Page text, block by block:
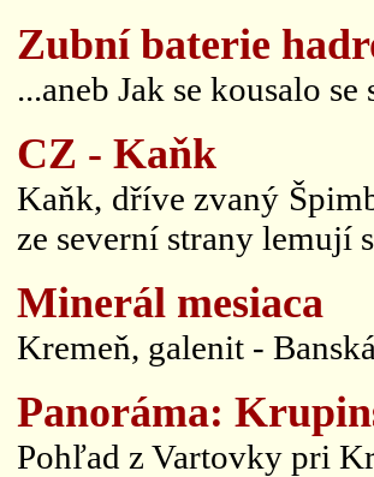
Zubní baterie
...aneb Jak se kousalo
CZ - Kaňk
Kaňk, dříve zvaný
ze severní strany lemují
Minerál mesiaca
Kremeň, galenit -
Panoráma:
Pohľad z Vartovky pri